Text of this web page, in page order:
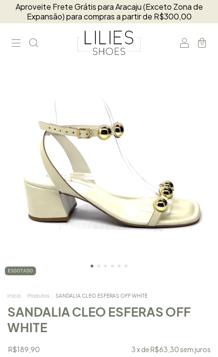
Aproveite Frete Grátis para Aracaju (Exceto Zona de
Expansão) para compras a partir de R$300,00
0
ESGOTADO
Início Produtos SANDALIA CLEO ESFERAS OFF WHITE
SANDALIA CLEO ESFERAS OFF
WHITE
R$189,90 3x de R$63,30sem juros